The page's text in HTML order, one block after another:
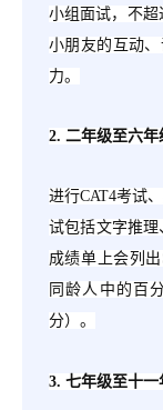
小组面试，不超
小朋友的互动
力。
2. 二年级至六年
进行CAT4考试
试包括文字推
成绩单上会列
同龄人中的百
分）。
3. 七年级至十一